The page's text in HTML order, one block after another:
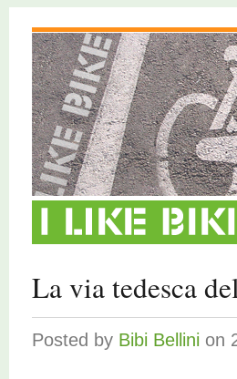
La via tedesca
Posted by Bibi Bellini on